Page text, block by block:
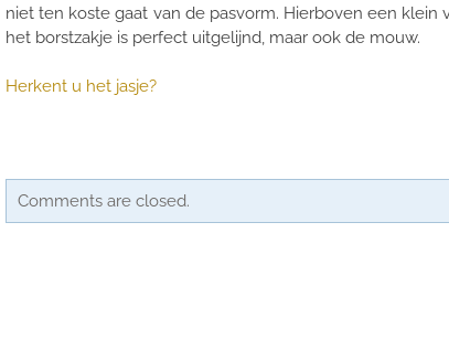
niet ten koste gaat van de pasvorm. Hierboven een klein
het borstzakje is perfect uitgelijnd, maar ook de mouw.
Herkent u het jasje?
Comments are closed.